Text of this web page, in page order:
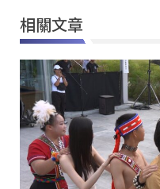
相關文章